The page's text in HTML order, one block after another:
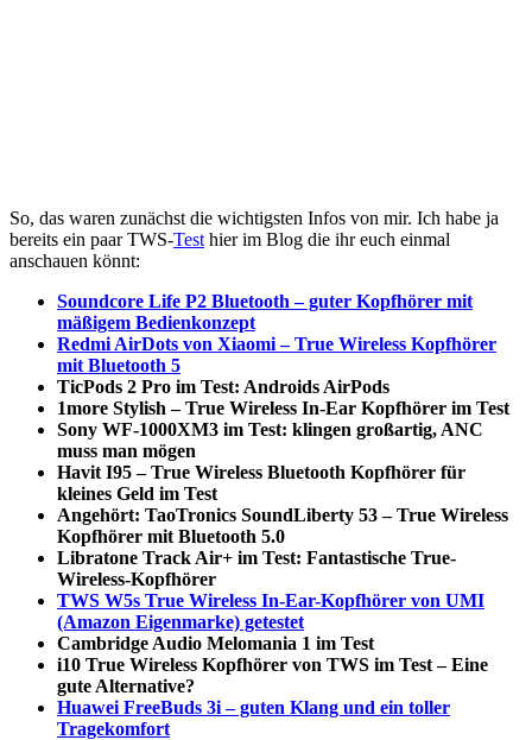
So, das waren zunächst die wichtigsten Infos von mir. Ich habe ja
bereits ein paar TWS-Test hier im Blog die ihr euch einmal
anschauen könnt:
Soundcore Life P2 Bluetooth – guter Kopfhörer mit
mäßigem Bedienkonzept
Redmi AirDots von Xiaomi – True Wireless Kopfhörer
mit Bluetooth 5
TicPods 2 Pro im Test: Androids AirPods
1more Stylish – True Wireless In-Ear Kopfhörer im Test
Sony WF-1000XM3 im Test: klingen großartig, ANC
muss man mögen
Havit I95 – True Wireless Bluetooth Kopfhörer für
kleines Geld im Test
Angehört: TaoTronics SoundLiberty 53 – True Wireless
Kopfhörer mit Bluetooth 5.0
Libratone Track Air+ im Test: Fantastische True-
Wireless-Kopfhörer
TWS W5s True Wireless In-Ear-Kopfhörer von UMI
(Amazon Eigenmarke) getestet
Cambridge Audio Melomania 1 im Test
i10 True Wireless Kopfhörer von TWS im Test – Eine
gute Alternative?
Huawei FreeBuds 3i – guten Klang und ein toller
Tragekomfort